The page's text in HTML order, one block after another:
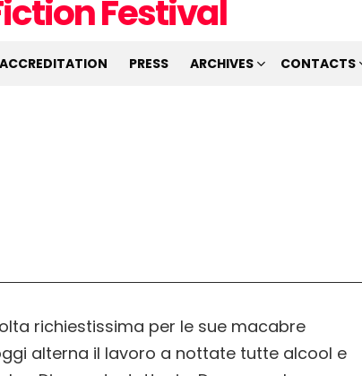
ACCREDITATION PRESS ARCHIVES CONTACTS
richiestissima per le sue macabre
alterna il lavoro a nottate tutte alcool e